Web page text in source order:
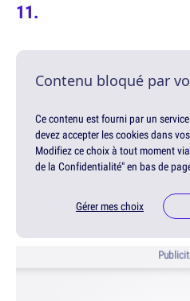
Contenu bloqué par
Ce contenu est fourni par un
devez accepter les cookies dans
Modifiez ce choix à tout moment
de la Confidentialité" en bas de
Gérer mes choix